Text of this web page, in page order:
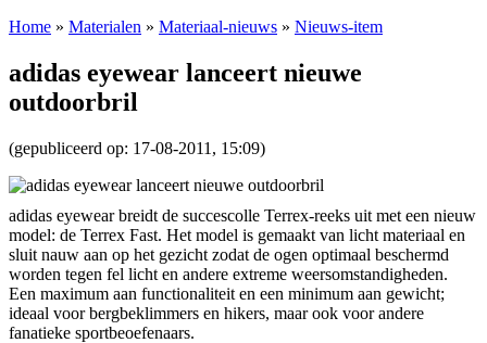
Home » Materialen » Materiaal-nieuws » Nieuws-item
adidas eyewear lanceert nieuwe
outdoorbril
(gepubliceerd op: 17-08-2011, 15:09)
adidas eyewear breidt de succescolle Terrex-reeks uit met een nieuw
model: de Terrex Fast. Het model is gemaakt van licht materiaal en
sluit nauw aan op het gezicht zodat de ogen optimaal beschermd
worden tegen fel licht en andere extreme weersomstandigheden.
Een maximum aan functionaliteit en een minimum aan gewicht;
ideaal voor bergbeklimmers en hikers, maar ook voor andere
fanatieke sportbeoefenaars.